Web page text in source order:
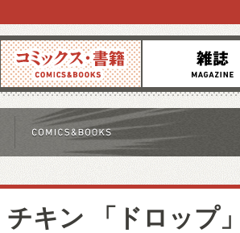
コミックス 雑誌
チキン 「ドロップ